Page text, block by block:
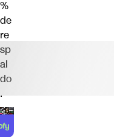
%
de
re
sp
al
do
.